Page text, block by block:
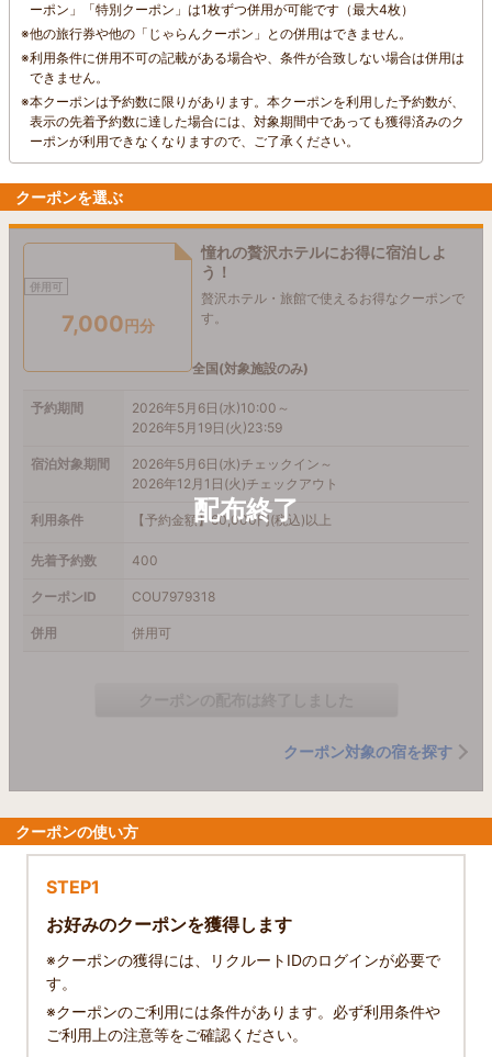
ーポン」「特別クーポン」は1枚ずつ併用が可能です（最大4枚）
※他の旅行券や他の「じゃらんクーポン」との併用はできません。
※利用条件に併用不可の記載がある場合や、条件が合致しない場合は併用は
できません。
※本クーポンは予約数に限りがあります。本クーポンを利用した予約数が、
表示の先着予約数に達した場合には、対象期間中であっても獲得済みのク
ーポンが利用できなくなりますので、ご了承ください。
クーポンを選ぶ
併用可
7,000円分
憧れの贅沢ホテルにお得に宿泊しよ
う！
贅沢ホテル・旅館で使えるお得なクーポンで
す。
全国(対象施設のみ)
予約期間
2026年5月6日(水)10:00～
2026年5月19日(火)23:59
宿泊対象期間
2026年5月6日(水)チェックイン～
2026年12月1日(火)チェックアウト
利用条件 【予約金額】60,000円(税込)以上
先着予約数 400
クーポンID COU7979318
併用 併用可
クーポン対象の宿を探す
クーポンの使い方
STEP1
お好みのクーポンを獲得します
※クーポンの獲得には、リクルートIDのログインが必要で
す。
※クーポンのご利用には条件があります。必ず利用条件や
ご利用上の注意等をご確認ください。